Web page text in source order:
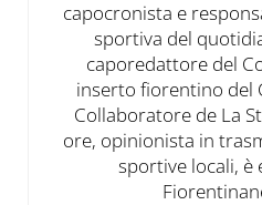
capocronista e
sportiva del
caporedattore del
inserto fiorentino del
Collaboratore de La
ore, opinionista in
sportive locali, è